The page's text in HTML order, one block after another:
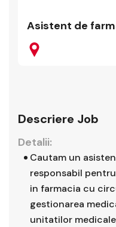
Asistent de
Descriere Job
Detalii:
Cautam un
responsabil
in farmacia cu
gestionarea
unitatilor